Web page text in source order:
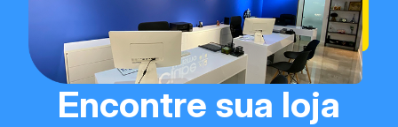
Encontre sua loja